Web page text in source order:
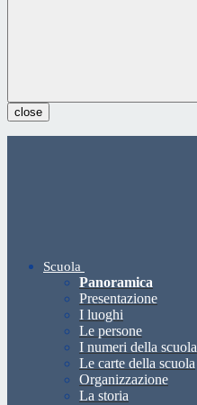
close
Scuola
Panoramica
Presentazione
I luoghi
Le persone
I numeri della scuola
Le carte della scuola
Organizzazione
La storia